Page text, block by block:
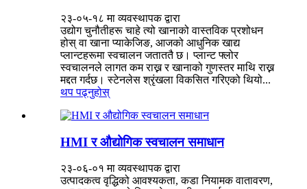
२३-०५-१८ मा व्यवस्थापक द्वारा
उद्योग चुनौतीहरू चाहे त्यो खानाको वास्तविक प्रशोधन
होस् वा खाना प्याकेजिङ, आजको आधुनिक खाद्य
प्लान्टहरूमा स्वचालन जताततै छ। प्लान्ट फ्लोर
स्वचालनले लागत कम राख्न र खानाको गुणस्तर माथि राख्न
मद्दत गर्दछ। स्टेनलेस श्रृंखला विकसित गरिएको थियो...
थप पढ्नुहोस्
HMI र औद्योगिक स्वचालन समाधान
२३-०६-०१ मा व्यवस्थापक द्वारा
उत्पादकत्व वृद्धिको आवश्यकता, कडा नियामक वातावरण,